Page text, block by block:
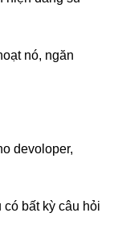
nó, ngăn
devoloper,
bất kỳ câu hỏi